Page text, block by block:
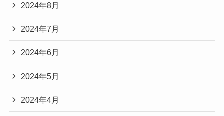
2024年8月
2024年7月
2024年6月
2024年5月
2024年4月